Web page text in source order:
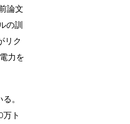
論文
の訓
リク
力を
。
万ト